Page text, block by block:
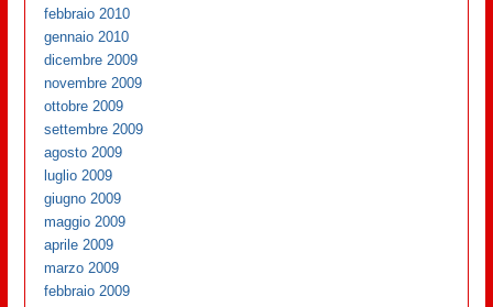
febbraio 2010
gennaio 2010
dicembre 2009
novembre 2009
ottobre 2009
settembre 2009
agosto 2009
luglio 2009
giugno 2009
maggio 2009
aprile 2009
marzo 2009
febbraio 2009